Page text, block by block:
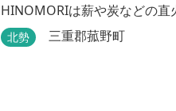
HINOMORIは薪や炭などの直
します。炎が消えて熾火にな
北勢 三重郡菰野町